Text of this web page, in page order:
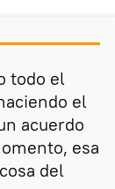
todo el
el
acuerdo
esa
del